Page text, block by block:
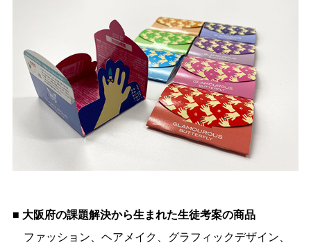
■ 大阪府の課題解決から生まれた生徒考案の商品
ファッション、ヘアメイク、グラフィックデザイン、